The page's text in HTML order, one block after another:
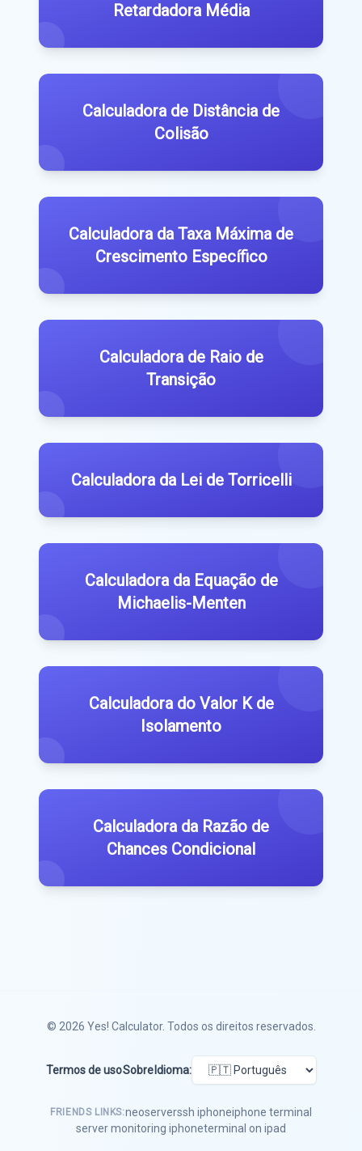
Retardadora Média
Calculadora de Distância de
Colisão
Calculadora da Taxa Máxima de
Crescimento Específico
Calculadora de Raio de
Transição
Calculadora da Lei de Torricelli
Calculadora da Equação de
Michaelis-Menten
Calculadora do Valor K de
Isolamento
Calculadora da Razão de
Chances Condicional
© 2026 Yes! Calculator. Todos os direitos reservados.
Termos de usoSobre Idioma:
FRIENDS LINKS:neoserverssh iphoneiphone terminal
server monitoring iphoneterminal on ipad